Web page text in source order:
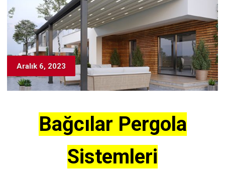
Aralık 6, 2023
Bağcılar Pergola
Sistemleri